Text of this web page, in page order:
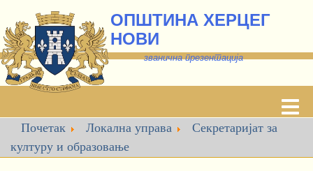
ОПШТИНА ХЕРЦЕГ
НОВИ
званична презентација
Почетак Локална управа
Секретаријат за
културу и образовање